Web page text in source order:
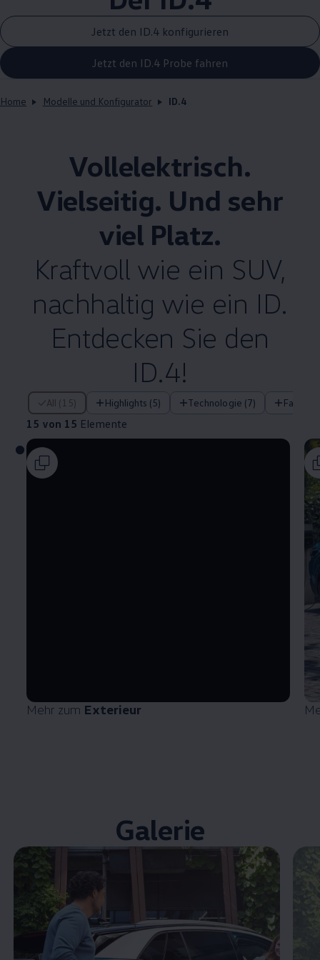
Jetzt den ID.4 konfigurieren
Jetzt den ID.4 Probe fahren
Home Modelle und Konfigurator ID.4
Vollelektrisch.
Vielseitig. Und sehr
viel Platz.
Kraftvoll wie ein SUV,
nachhaltig wie ein ID.
Entdecken Sie den
ID.4!
All (15) Highlights (5) Technologie (7)
15 von 15 Elemente
15 von 15 Elemente
Mehr zum Exterieur
Galerie
Enable fullscreen mode